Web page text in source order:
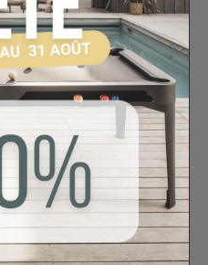
Baby Foot
Tige rentrante